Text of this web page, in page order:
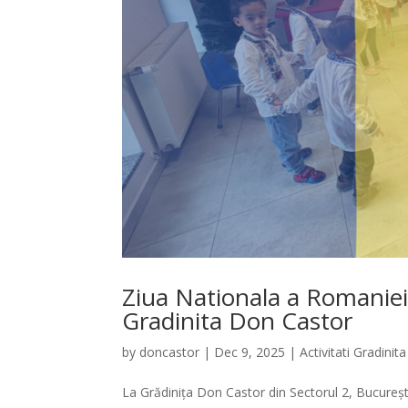
Ziua Nationala a
Gradinita Don Castor
by doncastor | Dec 9, 2025 |Activitati Gradinita
La Grădinița Don Castor din Sectorul 2,